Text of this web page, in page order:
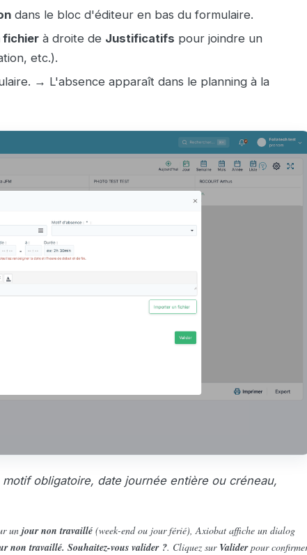
dans le bloc d'éditeur en bas du formulaire.
fichier à droite de Justificatifs pour joindre un
etc.).
→ L'absence apparaît dans le planning à la
obligatoire, date journée entière ou créneau,
un jour non travaillé (week-end ou jour férié), Axiobat affiche un dialog
non travaillé. Souhaitez-vous valider ?. Cliquez sur Validerpour